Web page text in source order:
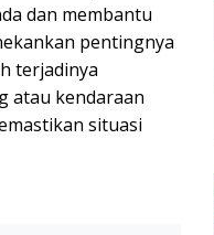
dan membantu
pentingnya
terjadinya
atau kendaraan
situasi